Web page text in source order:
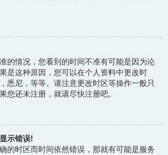
的情况，您看到的时间不准有可能是因为论
是这种原因，您可以在个人资料中更改时
悉尼，等等。请注意更改时区等操作一般只
您还未注册，就请尽快注册吧。
示错误!
的时区而时间依然错误，那就有可能是服务